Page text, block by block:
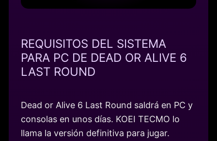
REQUISITOS DEL SISTEMA
PARA PC DE DEAD OR ALIVE 6
LAST ROUND
Dead or Alive 6 Last Round saldrá en PC y
consolas en unos días. KOEI TECMO lo
llama la versión definitiva para jugar.